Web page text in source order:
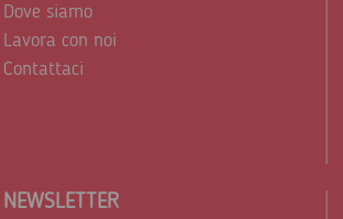
Dove siamo
Lavora con noi
Contattaci
NEWSLETTER